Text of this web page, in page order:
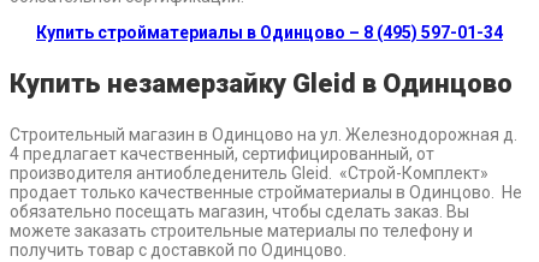
Купить стройматериалы в Одинцово – 8 (495) 597-01-34
Купить незамерзайку Gleid в Одинцово
Строительный магазин в Одинцово на ул. Железнодорожная д.
4 предлагает качественный, сертифицированный, от
производителя антиобледенитель Gleid. «Строй-Комплект»
продает только качественные стройматериалы в Одинцово. Не
обязательно посещать магазин, чтобы сделать заказ. Вы
можете заказать строительные материалы по телефону и
получить товар с доставкой по Одинцово.